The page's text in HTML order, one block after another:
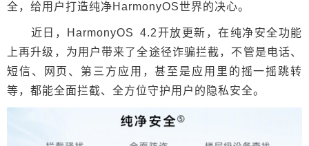
全，给用户打造纯净HarmonyOS世界的决心。
近日，HarmonyOS 4.2开放更新，在纯净安全功能
上再升级，为用户带来了全途径诈骗拦截，不管是电话、
短信、网页、第三方应用，甚至是应用里的摇一摇跳转
等，都能全面拦截、全方位守护用户的隐私安全。